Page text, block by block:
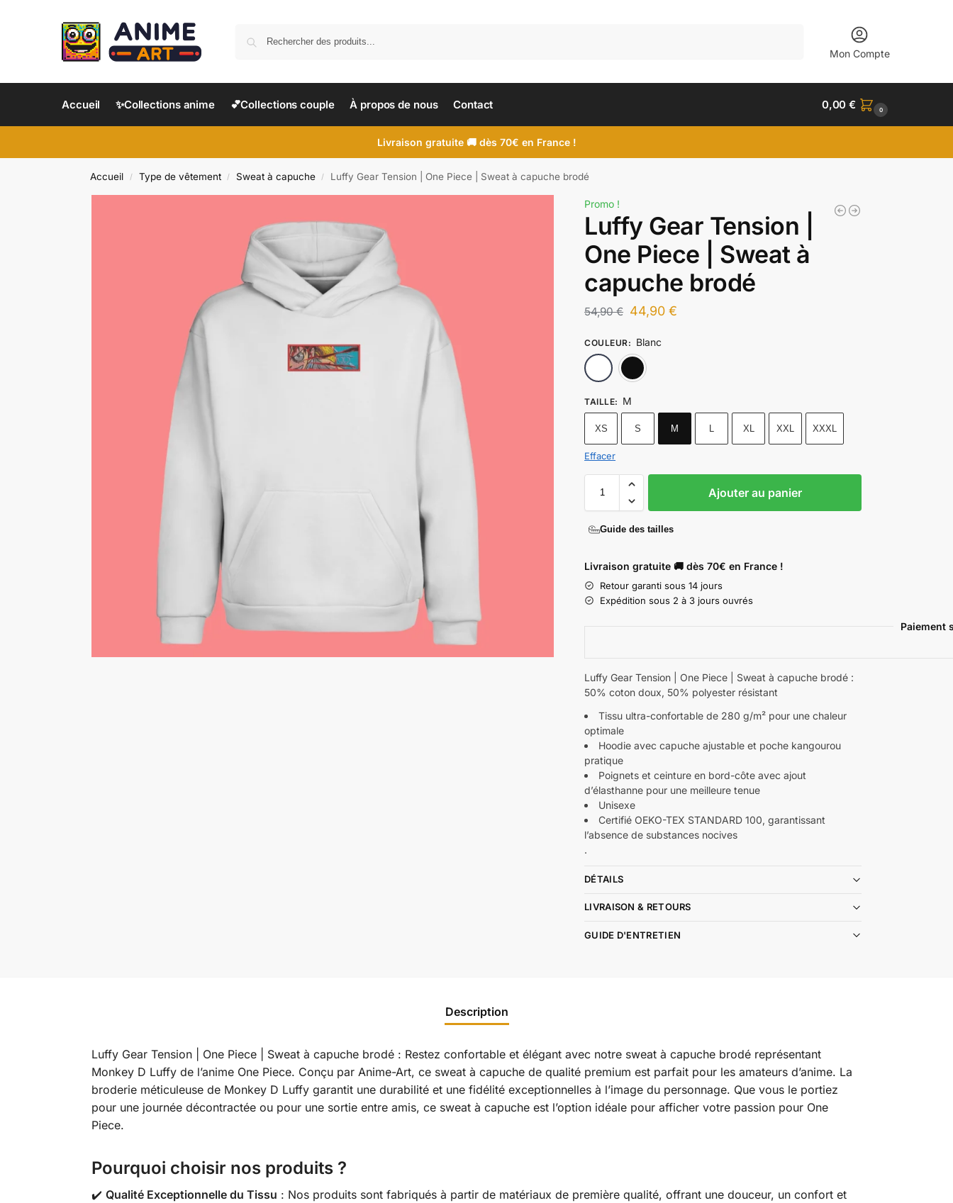
Mon Compte
Accueil ✨Collections anime 💕Collections couple À propos de nous Contact 0,00€ 0
Livraison gratuite 🚚 dès 70€ en France !
Accueil / Type de vêtement / Sweat à capuche / Luffy Gear Tension | One Piece | Sweat à capuche brodé
Promo !
Luffy Gear Tension |
One Piece | Sweat à
capuche brodé
54,90€ 44,90€
COULEUR: Blanc
TAILLE: M
XS S M L XL XXL XXXL
Effacer
Ajouter au panier
Guide des tailles
Livraison gratuite 🚚 dès 70€ en France !
Retour garanti sous 14 jours
Expédition sous 2 à 3 jours ouvrés
Paiement
Luffy Gear Tension | One Piece | Sweat à capuche brodé :
50% coton doux, 50% polyester résistant
Tissu ultra-confortable de 280 g/m² pour une chaleur
optimale
Hoodie avec capuche ajustable et poche kangourou
pratique
Poignets et ceinture en bord-côte avec ajout
d’élasthanne pour une meilleure tenue
Unisexe
Certifié OEKO-TEX STANDARD 100, garantissant
l’absence de substances nocives
.
DÉTAILS
LIVRAISON & RETOURS
GUIDE D'ENTRETIEN
Description
Luffy Gear Tension | One Piece | Sweat à capuche brodé : Restez confortable et élégant avec notre sweat à capuche brodé représentant
Monkey D Luffy de l’anime One Piece. Conçu par Anime-Art, ce sweat à capuche de qualité premium est parfait pour les amateurs d’anime. La
broderie méticuleuse de Monkey D Luffy garantit une durabilité et une fidélité exceptionnelles à l’image du personnage. Que vous le portiez
pour une journée décontractée ou pour une sortie entre amis, ce sweat à capuche est l’option idéale pour afficher votre passion pour One
Piece.
Pourquoi choisir nos produits ?
✔️ Qualité Exceptionnelle du Tissu : Nos produits sont fabriqués à partir de matériaux de première qualité, offrant une douceur, un confort et